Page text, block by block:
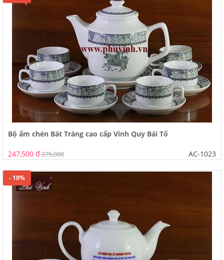
Bộ ấm chén Bát Tràng cao cấp Vinh Quy Bái Tổ
247,500 đ275,000 AC-1023
- 10%